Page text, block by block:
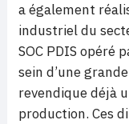
a également
industriel du
SOC PDIS opéré
sein d’une
revendique déjà
production. Ces